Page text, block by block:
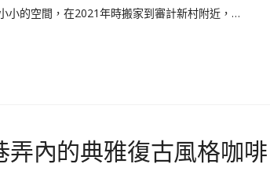
小的空間，在2021年時搬家到審計新村附近，…
弄內的典雅復古風格咖啡